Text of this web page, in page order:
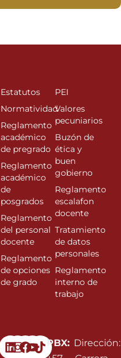
Linkedin
Instagram
Facebook
Youtube
PBX: Dirección:
Estatutos
Normatividad
Reglamento
académico
de pregrado
Reglamento
académico
de
posgrados
Reglamento
del personal
docente
Reglamento
de opciones
de grado
PEI
Valores
pecuniarios
Buzón de
ética y
buen
gobierno
Reglamento
escalafon
docente
Tratamiento
de datos
personales
Reglamento
interno de
trabajo